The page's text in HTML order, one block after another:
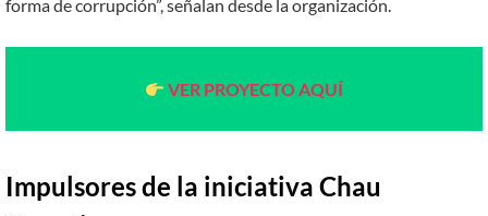
forma de corrupción”, señalan desde la organización.
VER PROYECTO AQUÍ
Impulsores de la iniciativa Chau